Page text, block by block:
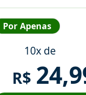
Por Apenas
10x de
R$